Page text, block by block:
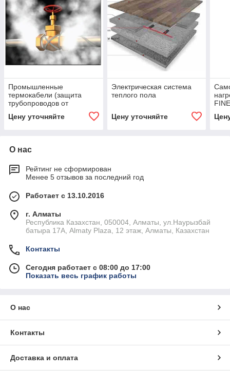
Промышленные
термокабели (защита
трубопроводов от
Цену уточняйте
Электрическая система
теплого пола
Цену уточняйте
О нас
Рейтинг не сформирован
Менее 5 отзывов за последний год
Работает с 13.10.2016
г. Алматы
Республика Казахстан, 050004, Алматы, ул.Наурызбай
батыра 17А, Almaty Plaza, 12 этаж, Алматы, Казахстан
Контакты
Сегодня работает с 08:00 до 17:00
Показать весь график работы
О нас
Контакты
Доставка и оплата